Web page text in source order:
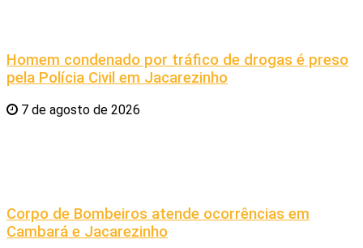
Homem condenado por tráfico de drogas é preso
pela Polícia Civil em Jacarezinho
7 de agosto de 2026
Corpo de Bombeiros atende ocorrências em
Cambará e Jacarezinho